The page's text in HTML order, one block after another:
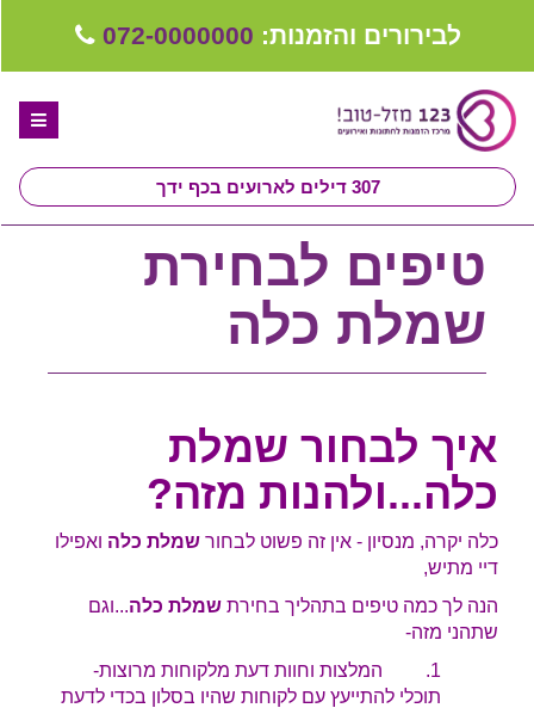
לבירורים והזמנות: 072-0000000
307 דילים לארועים בכף ידך
ספקים לחתונה מומלצים
קבלו ייעוץ בחינם
קבוצת וואטסאפ-ספקים עונים LIVE
שירות אישי בקליק
טיפים לבחירת
שמלת כלה
איך לבחור שמלת
כלה...ולהנות מזה?
כלה יקרה, מנסיון - אין זה פשוט לבחור שמלת כלה ואפילו
דיי מתיש,
הנה לך כמה טיפים בתהליך בחירת שמלת כלה...וגם
שתהני מזה-
1. המלצות וחוות דעת מלקוחות מרוצות-
תוכלי להתייעץ עם לקוחות שהיו בסלון בכדי לדעת